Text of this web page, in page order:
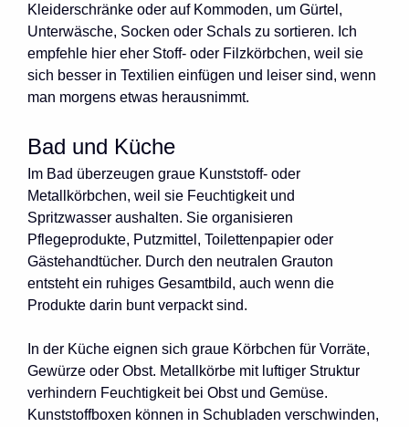
Kleiderschränke oder auf Kommoden, um Gürtel,
Unterwäsche, Socken oder Schals zu sortieren. Ich
empfehle hier eher Stoff- oder Filzkörbchen, weil sie
sich besser in Textilien einfügen und leiser sind, wenn
man morgens etwas herausnimmt.
Bad und Küche
Im Bad überzeugen graue Kunststoff- oder
Metallkörbchen, weil sie Feuchtigkeit und
Spritzwasser aushalten. Sie organisieren
Pflegeprodukte, Putzmittel, Toilettenpapier oder
Gästehandtücher. Durch den neutralen Grauton
entsteht ein ruhiges Gesamtbild, auch wenn die
Produkte darin bunt verpackt sind.
In der Küche eignen sich graue Körbchen für Vorräte,
Gewürze oder Obst. Metallkörbe mit luftiger Struktur
verhindern Feuchtigkeit bei Obst und Gemüse.
Kunststoffboxen können in Schubladen verschwinden,